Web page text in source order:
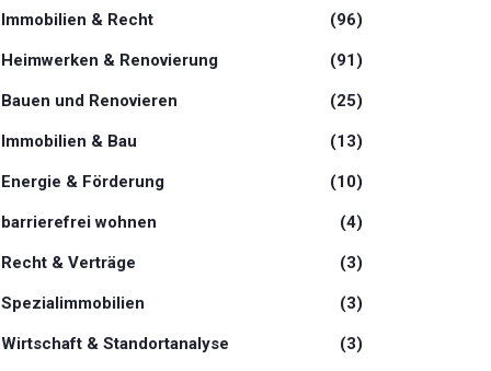
Immobilien & Recht (96)
Heimwerken & Renovierung (91)
Bauen und Renovieren (25)
Immobilien & Bau (13)
Energie & Förderung (10)
barrierefrei wohnen (4)
Recht & Verträge (3)
Spezialimmobilien (3)
Wirtschaft & Standortanalyse (3)